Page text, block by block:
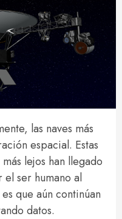
las naves más
espacial. Estas
lejos han llegado
el ser humano al
que aún continúan
datos.